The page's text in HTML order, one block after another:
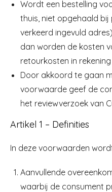
Wordt een bestelling
thuis, niet opgehaald
verkeerd ingevuld
dan worden de kosten
retourkosten in
Door akkoord te gaan
voorwaarde geef de
het reviewverzoek van
Artikel 1 – Definities
In deze voorwaarden
Aanvullende
waarbij de consument